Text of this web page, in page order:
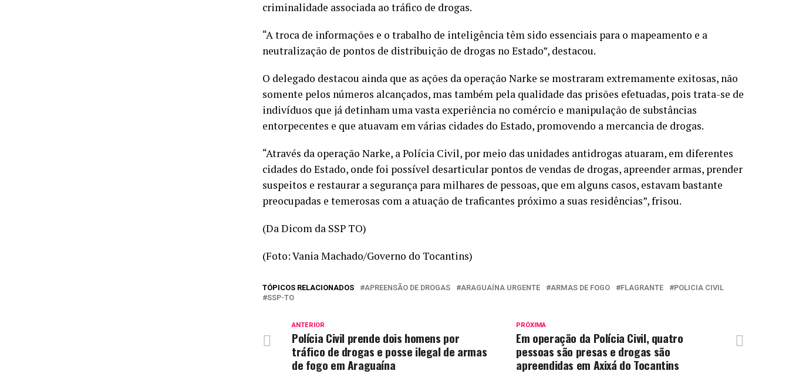
criminalidade associada ao tráfico de drogas.
“A troca de informações e o trabalho de inteligência têm sido essenciais para o mapeamento e a
neutralização de pontos de distribuição de drogas no Estado”, destacou.
O delegado destacou ainda que as ações da operação Narke se mostraram extremamente exitosas, não
somente pelos números alcançados, mas também pela qualidade das prisões efetuadas, pois trata-se de
indivíduos que já detinham uma vasta experiência no comércio e manipulação de substâncias
entorpecentes e que atuavam em várias cidades do Estado, promovendo a mercancia de drogas.
“Através da operação Narke, a Polícia Civil, por meio das unidades antidrogas atuaram, em diferentes
cidades do Estado, onde foi possível desarticular pontos de vendas de drogas, apreender armas, prender
suspeitos e restaurar a segurança para milhares de pessoas, que em alguns casos, estavam bastante
preocupadas e temerosas com a atuação de traficantes próximo a suas residências”, frisou.
(Da Dicom da SSP TO)
(Foto: Vania Machado/Governo do Tocantins)
TÓPICOS RELACIONADOS APREENSÃO DE DROGAS ARAGUAÍNA URGENTE ARMAS DE FOGO FLAGRANTE
POLICIA CIVIL
SSP-TO
PRÓXIMA
Em operação da Polícia Civil, quatro
pessoas são presas e drogas são
apreendidas em Axixá do Tocantins
ANTERIOR
Polícia Civil prende dois homens por
tráfico de drogas e posse ilegal de armas
de fogo em Araguaína